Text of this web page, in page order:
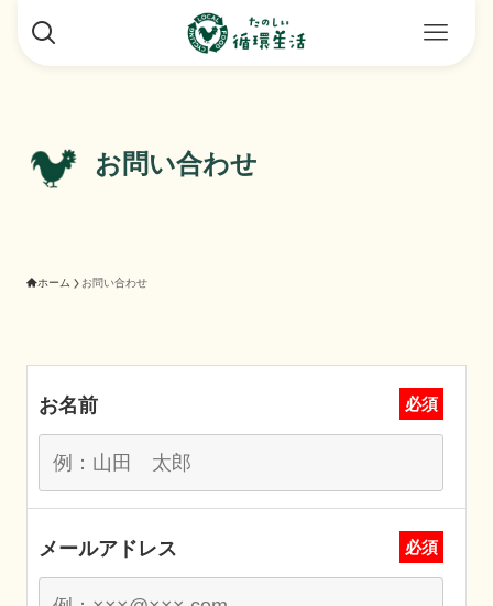
お問い合わせ
ホーム お問い合わせ
お名前 必須
メールアドレス 必須